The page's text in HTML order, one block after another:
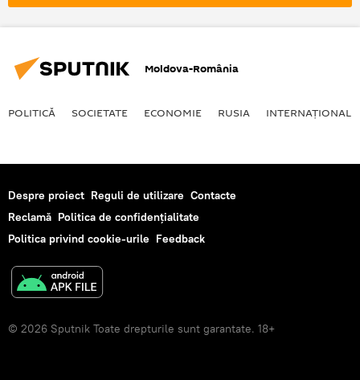
Moldova-România
POLITICĂ SOCIETATE ECONOMIE RUSIA INTERNAŢIONAL
Despre proiect Reguli de utilizare Contacte
Reclamă Politica de confidențialitate
Politica privind cookie-urile Feedback
© 2026 Sputnik Toate drepturile sunt garantate. 18+